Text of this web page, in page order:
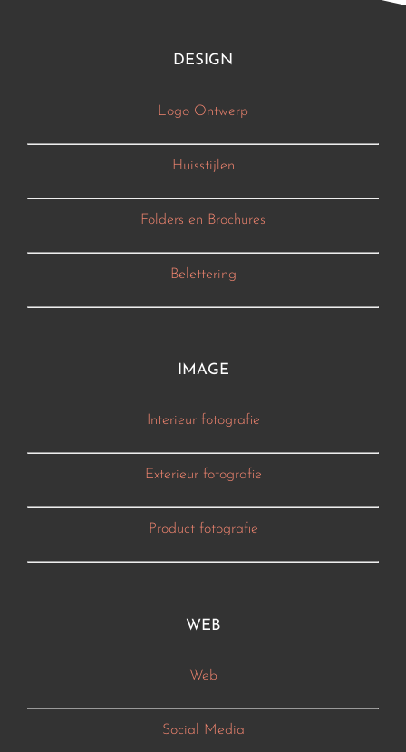
DESIGN
Logo Ontwerp
Huisstijlen
Folders en Brochures
Belettering
IMAGE
Interieur fotografie
Exterieur fotografie
Product fotografie
WEB
Web
Social Media